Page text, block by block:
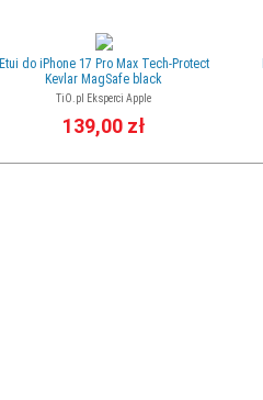
Etui do iPhone 17 Pro Max Tech-Protect
Kevlar MagSafe black
TiO.pl Eksperci Apple
139,00 zł